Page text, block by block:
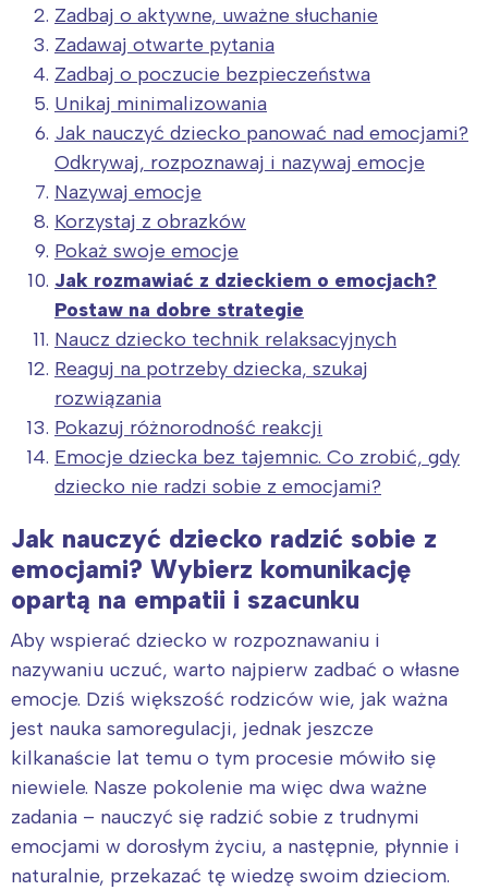
Zadbaj o aktywne, uważne słuchanie
Zadawaj otwarte pytania
Zadbaj o poczucie bezpieczeństwa
Unikaj minimalizowania
Jak nauczyć dziecko panować nad emocjami?
Odkrywaj, rozpoznawaj i nazywaj emocje
Nazywaj emocje
Korzystaj z obrazków
Pokaż swoje emocje
Jak rozmawiać z dzieckiem o emocjach?
Postaw na dobre strategie
Naucz dziecko technik relaksacyjnych
Reaguj na potrzeby dziecka, szukaj
rozwiązania
Pokazuj różnorodność reakcji
Emocje dziecka bez tajemnic. Co zrobić, gdy
dziecko nie radzi sobie z emocjami?
Jak nauczyć dziecko radzić sobie z
emocjami? Wybierz komunikację
opartą na empatii i szacunku
Aby wspierać dziecko w rozpoznawaniu i
nazywaniu uczuć, warto najpierw zadbać o własne
emocje. Dziś większość rodziców wie, jak ważna
jest nauka samoregulacji, jednak jeszcze
kilkanaście lat temu o tym procesie mówiło się
niewiele. Nasze pokolenie ma więc dwa ważne
zadania – nauczyć się radzić sobie z trudnymi
emocjami w dorosłym życiu, a następnie, płynnie i
naturalnie, przekazać tę wiedzę swoim dzieciom.